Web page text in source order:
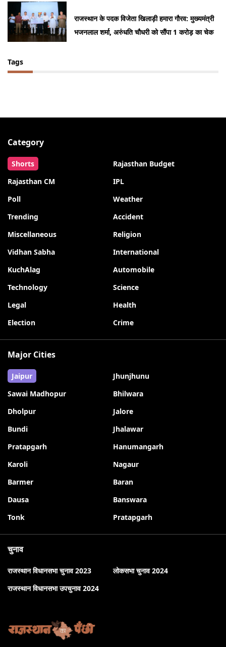
राजस्थान के पदक विजेता खिलाड़ी हमारा गौरव: मुख्यमंत्री
भजनलाल शर्मा, अरुंधति चौधरी को सौंपा 1 करोड़ का चेक
Tags
Category
Shorts
Rajasthan Budget
Rajasthan CM
IPL
Poll
Weather
Trending
Accident
Miscellaneous
Religion
Vidhan Sabha
International
KuchAlag
Automobile
Technology
Science
Legal
Health
Election
Crime
Major Cities
Jaipur
Jhunjhunu
Sawai Madhopur
Bhilwara
Dholpur
Jalore
Bundi
Jhalawar
Pratapgarh
Hanumangarh
Karoli
Nagaur
Barmer
Baran
Dausa
Banswara
Tonk
Pratapgarh
चुनाव
राजस्थान विधानसभा चुनाव 2023
लोकसभा चुनाव 2024
राजस्थान विधानसभा उपचुनाव 2024